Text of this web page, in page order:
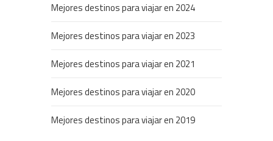
Mejores destinos para viajar en 2024
Mejores destinos para viajar en 2023
Mejores destinos para viajar en 2021
Mejores destinos para viajar en 2020
Mejores destinos para viajar en 2019